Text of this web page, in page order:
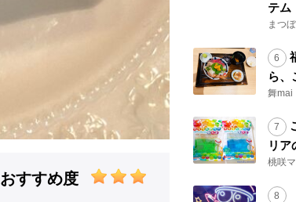
おすすめ度
テム
まつ
ら、
舞mai
リア
桃咲